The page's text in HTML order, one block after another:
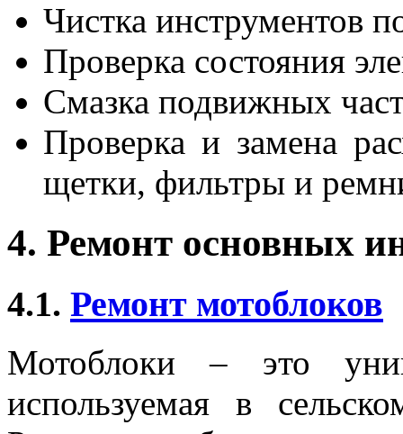
Чистка инструментов
Проверка состояния
Смазка подвижных
Проверка и замена
щетки, фильтры и
4. Ремонт основных
4.1. Ремонт мотоблоков
Мотоблоки – это
используемая в